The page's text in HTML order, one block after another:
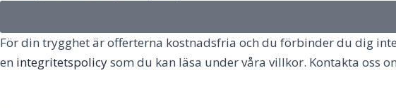
För din trygghet är offerterna kostnadsfria och du förbinder du dig
en integritetspolicysom du kan läsa under våra villkor. Kontakta oss